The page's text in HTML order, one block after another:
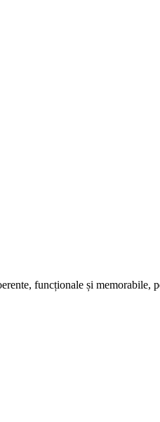
funcționale și memorabile,